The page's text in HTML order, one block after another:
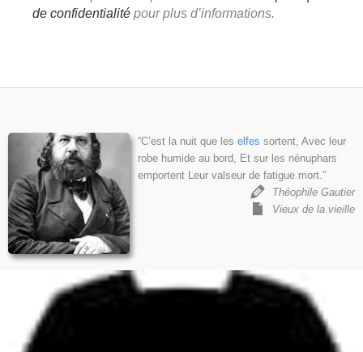
de confidentialité pour plus d’informations.
“C’est la nuit que les elfes sortent, Avec leur
robe humide au bord, Et sur les nénuphars
emportent Leur valseur de fatigue mort.”
Théophile Gautier
Vieux de la vieille